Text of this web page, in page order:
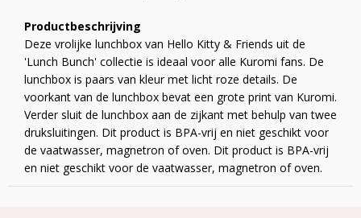
Productbeschrijving
Deze vrolijke lunchbox van Hello Kitty & Friends uit de
'Lunch Bunch' collectie is ideaal voor alle Kuromi fans. De
lunchbox is paars van kleur met licht roze details. De
voorkant van de lunchbox bevat een grote print van Kuromi.
Verder sluit de lunchbox aan de zijkant met behulp van twee
druksluitingen. Dit product is BPA-vrij en niet geschikt voor
de vaatwasser, magnetron of oven. Dit product is BPA-vrij
en niet geschikt voor de vaatwasser, magnetron of oven.